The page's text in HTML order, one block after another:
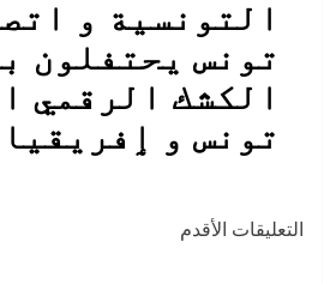
التونسية و
تونس يحتفلون
الكشك الرقمي
تونس و ٳفريقيا
تصفّح
التعليقات الأقدم